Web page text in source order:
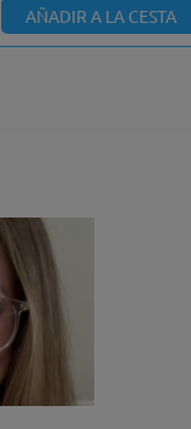
AÑADIR A LA CESTA